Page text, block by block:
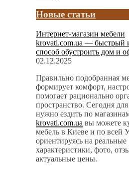
Новые статьи
Интернет-магазин мебели
krovati.com.ua — быстрый
способ обустроить дом и
02.12.2025
Правильно подобранная
формирует комфорт,
помогает рационально
пространство. Сегодня
нужно ездить по
krovati.com.ua вы можете
мебель в Киеве и по всей
ориентируясь на реальные
характеристики, фото,
актуальные цены.